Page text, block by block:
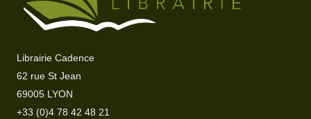
Librairie Cadence
62 rue St Jean
69005 LYON
+33 (0)4 78 42 48 21